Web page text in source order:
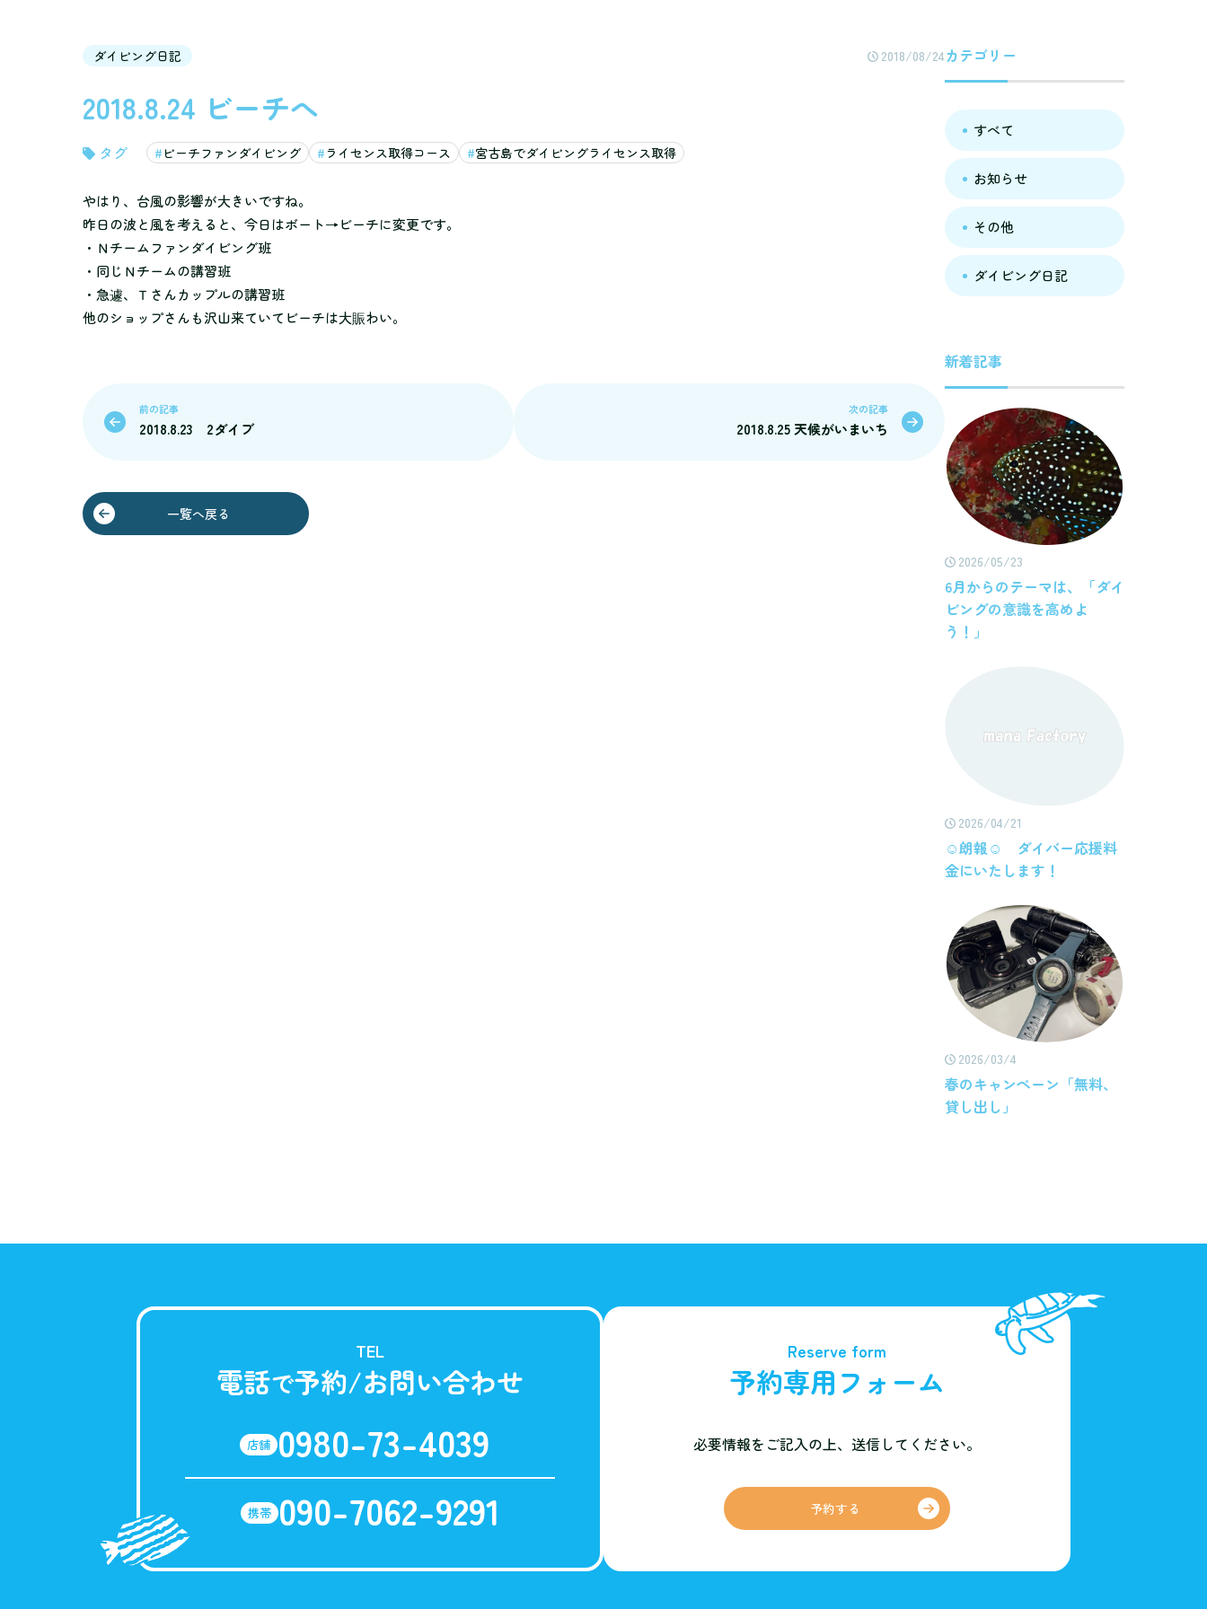
ダイビング日記 2018/08/24
2018.8.24 ビーチへ
ビーチファンダイビング ライセンス取得コース 宮古島でダイビングライセンス取得
やはり、台風の影響が大きいですね。
昨日の波と風を考えると、今日はボート→ビーチに変更です。
・Ｎチームファンダイビング班
・同じＮチームの講習班
・急遽、Ｔさんカップルの講習班
他のショップさんも沢山来ていてビーチは大賑わい。
前の記事
2018.8.23 2ダイブ
次の記事
2018.8.25 天候がいまいち
一覧へ戻る
カテゴリー
すべて
お知らせ
その他
ダイビング日記
新着記事
2026/05/23
6月からのテーマは、「ダイ
ビングの意識を高めよ
う！」
2026/04/21
☺朗報☺ ダイバー応援料
金にいたします！
2026/03/4
春のキャンペーン「無料、
貸し出し」
TEL
電話で予約/お問い合わせ
店舗 0980-73-4039
携帯 090-7062-9291
Reserve form
予約専用フォーム
必要情報をご記入の上、 送信してください。
予約する